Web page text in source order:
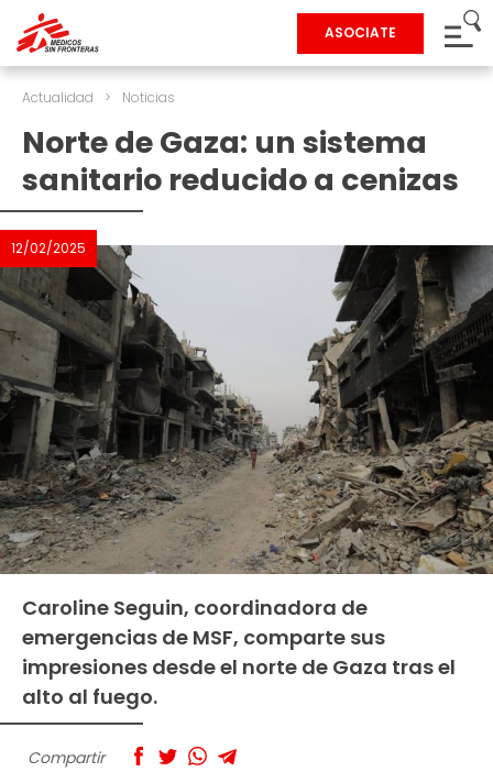
ASOCIATE
Actualidad > Noticias
Norte de Gaza: un sistema
sanitario reducido a cenizas
12/02/2025
Caroline Seguin, coordinadora de
emergencias de MSF, comparte sus
impresiones desde el norte de Gaza tras el
alto al fuego.
Compartir